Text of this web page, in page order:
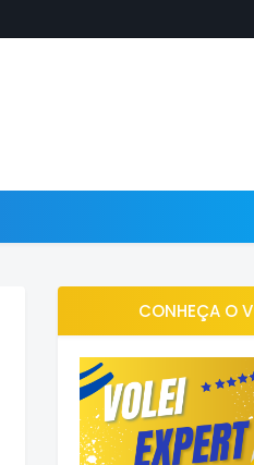
CONHEÇA O